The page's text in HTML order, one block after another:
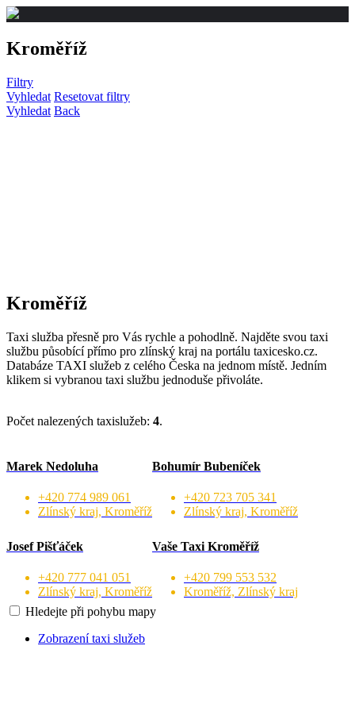
Kroměříž
Filtry
Vyhledat Resetovat filtry
Vyhledat Back
Kroměříž
Taxi služba přesně pro Vás rychle a pohodlně. Najděte svou taxi
službu působící přímo pro zlínský kraj na portálu taxicesko.cz.
Databáze TAXI služeb z celého Česka na jednom místě. Jedním
klikem si vybranou taxi službu jednoduše přivoláte.
Počet nalezených taxislužeb: 4.
Marek Nedoluha
+420 774 989 061
Zlínský kraj, Kroměříž
Bohumír Bubeníček
+420 723 705 341
Zlínský kraj, Kroměříž
Josef Pišťáček
+420 777 041 051
Zlínský kraj, Kroměříž
Vaše Taxi Kroměříž
+420 799 553 532
Kroměříž, Zlínský kraj
Hledejte při pohybu mapy
Zobrazení taxi služeb